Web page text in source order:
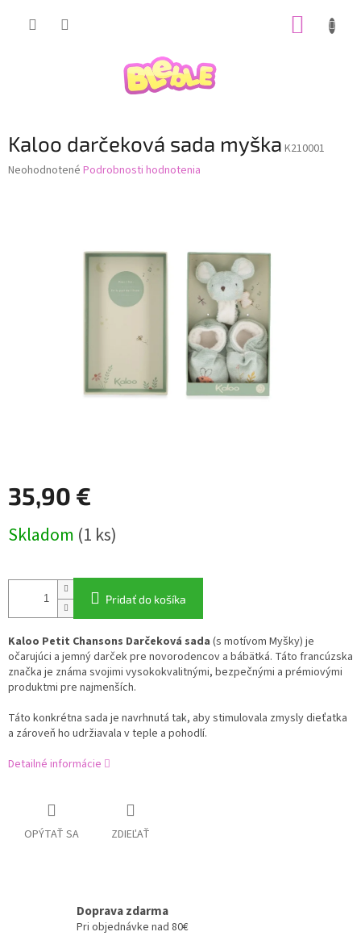
Kaloo darčeková sada myška K210001
Priemerné
Neohodnotené Podrobnosti hodnotenia
35,90 €
cena:
Skladom (1 ks)
Pridať do košíka
Kaloo Petit Chansons Darčeková sada (s motívom Myšky) je
očarujúci a jemný darček pre novorodencov a bábätká. Táto francúzska
značka je známa svojimi vysokokvalitnými, bezpečnými a prémiovými
produktmi pre najmenších.
Táto konkrétna sada je navrhnutá tak, aby stimulovala zmysly dieťatka
a zároveň ho udržiavala v teple a pohodlí.
Detailné informácie
OPÝTAŤ SA ZDIEĽAŤ
Doprava zdarma
Pri objednávke nad 80€